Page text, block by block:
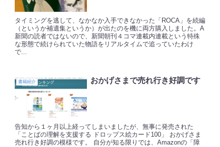
タイミングを逃して、なかなか入手できなかった「ROCA」を続編
（というか補遺集というか）が出たのを機に両方購入しました。A
新聞の読者ではないので、新聞朝刊４コマ連載内連載という特殊
な形態で続けられていた物語をリアルタイムで追っていたわけ
で...
書籍紹介 おかげさまで売れ行き好調です
告知から１ヶ月以上経ってしまいましたが、無事に発売された
「ことばの理解を支援する ドロップス絵カード100」 おかげさま
売れ行き好調の模様です。 自分が知る限りでは、Amazonの「障